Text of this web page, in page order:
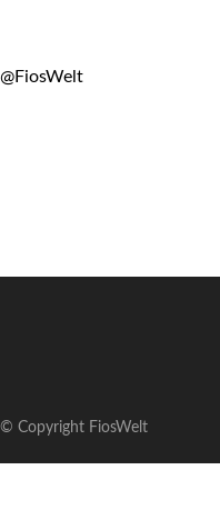
@FiosWelt
© Copyright FiosWelt